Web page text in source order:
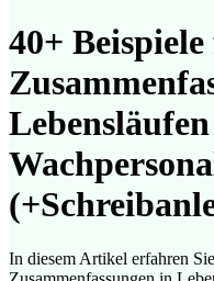
40+
In diesem Artikel erfahren